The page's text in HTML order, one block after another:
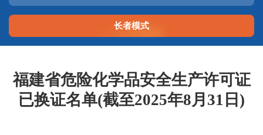
长者模式
福建省危险化学品安全生产许可证
已换证名单(截至2025年8月31日)